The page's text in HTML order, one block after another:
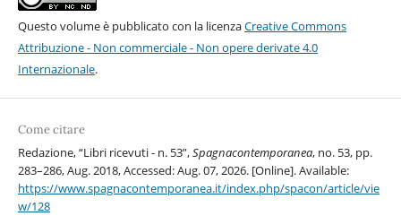
Questo volume è pubblicato con la licenzaCreative Commons
Attribuzione - Non commerciale - Non opere derivate 4.0
Internazionale.
Come citare
Redazione, “Libri ricevuti - n. 53”,Spagnacontemporanea, no. 53, pp.
283–286, Aug. 2018, Accessed: Aug. 07, 2026. [Online]. Available:
https://www.spagnacontemporanea.it/index.php/spacon/article/vie
w/128